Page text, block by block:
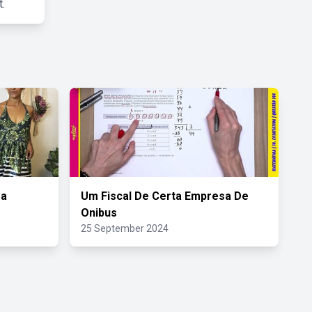
Um Fiscal De Certa Empresa De
Onibus
25 September 2024